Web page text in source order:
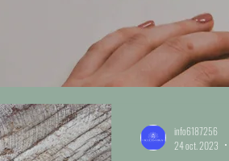
info6187256
24 oct. 2023